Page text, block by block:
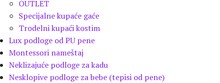
OUTLET
Specijalne kupaće gaće
Trodelni kupaći kostim
Lux podloge od PU pene
Montessori nameštaj
Neklizajuće podloge za kadu
Nesklopive podloge za bebe (tepisi od pene)